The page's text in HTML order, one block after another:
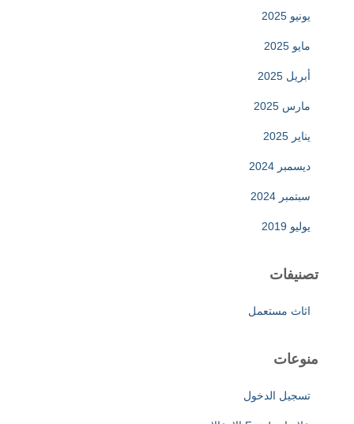
يونيو 2025
مايو 2025
أبريل 2025
مارس 2025
يناير 2025
ديسمبر 2024
سبتمبر 2024
يوليو 2019
تصنيفات
اثاث مستعمل
منوعات
تسجيل الدخول